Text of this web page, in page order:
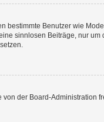
Benutzer wie
sinnlosen Beiträge, nur
der Board-Administration